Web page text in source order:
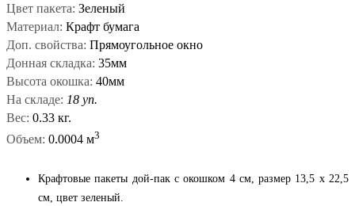
Цвет пакета: Зеленый
Материал: Крафт бумага
Доп. свойства: Прямоугольное окно
Донная складка: 35мм
Высота окошка: 40мм
На складе: 18 уп.
Вес: 0.33 кг.
Объем: 0.0004 м3
Крафтовые пакеты дой-пак с окошком 4 см, размер 13,5 x 22,5
см, цвет зеленый.